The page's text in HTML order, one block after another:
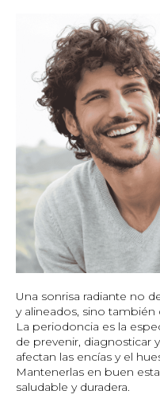
Una sonrisa radiante no
y alineados, sino también
La periodoncia es la
de prevenir, diagnosticar
afectan las encías y el
Mantenerlas en buen
saludable y duradera.